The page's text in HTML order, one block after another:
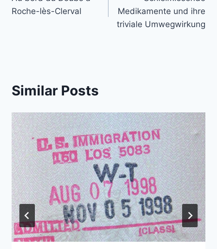
navigation
Roche-lès-Clerval
Medikamente und ihre
triviale Umwegwirkung
Similar Posts